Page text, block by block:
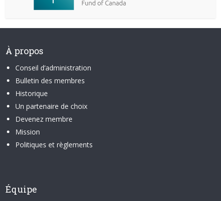
À propos
Conseil d’administration
Bulletin des membres
Historique
Un partenaire de choix
Devenez membre
Mission
Politiques et règlements
Équipe